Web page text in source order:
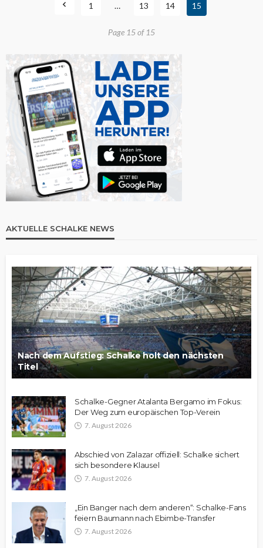
1 … 13 14 15
Page 15 of 15
AKTUELLE SCHALKE NEWS
Nach dem Aufstieg: Schalke holt den nächsten
Titel
Schalke-Gegner Atalanta Bergamo im Fokus:
Der Weg zum europäischen Top-Verein
7. August 2026
Abschied von Zalazar offiziell: Schalke sichert
sich besondere Klausel
7. August 2026
„Ein Banger nach dem anderen“: Schalke-Fans
feiern Baumann nach Ebimbe-Transfer
7. August 2026